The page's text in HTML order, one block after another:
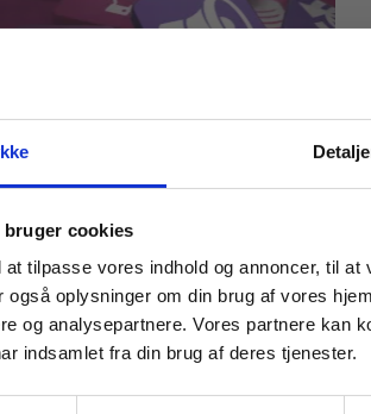
bruger cookies
tilpasse vores indhold og annoncer, til
også oplysninger om din brug af vores
og analysepartnere. Vores partnere kan
indsamlet fra din brug af deres tjenester.
Læremidler
til
find masterclasses mm.
For institutioner og